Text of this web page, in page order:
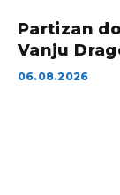
Partizan
Vanju
06.08.2026